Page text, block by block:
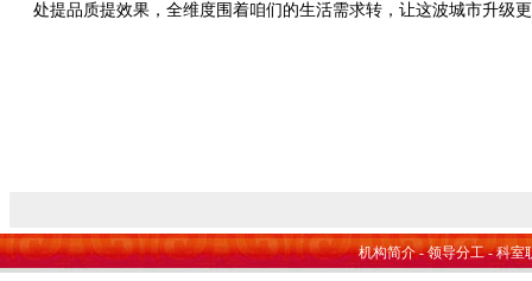
处提品质提效果，全维度围着咱们的生活需求转，让这波城市升级
机构简介-领导分工-科室